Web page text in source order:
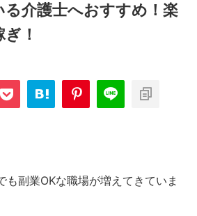
介護士へおすすめ！楽
！
も副業OKな職場が増えてきていま